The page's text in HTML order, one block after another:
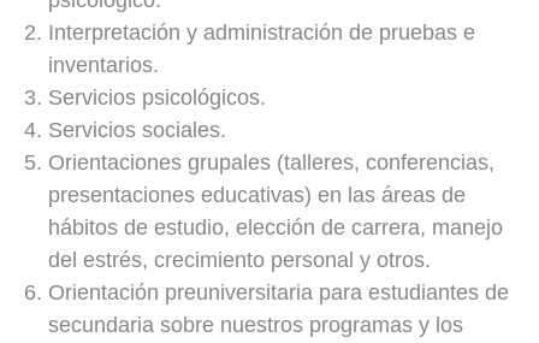
Interpretación y administración de pruebas e
inventarios.
Servicios psicológicos.
Servicios sociales.
Orientaciones grupales (talleres, conferencias,
presentaciones educativas) en las áreas de
hábitos de estudio, elección de carrera, manejo
del estrés, crecimiento personal y otros.
Orientación preuniversitaria para estudiantes de
secundaria sobre nuestros programas y los